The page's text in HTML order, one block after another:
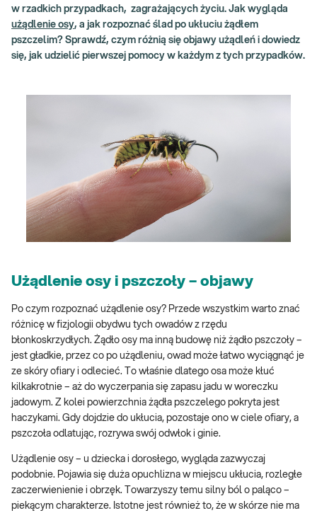
w rzadkich przypadkach, zagrażających życiu. Jak wygląda
użądlenie osy, a jak rozpoznać ślad po ukłuciu żądłem
pszczelim? Sprawdź, czym różnią się objawy użądleń i dowiedz
się, jak udzielić pierwszej pomocy w każdym z tych przypadków.
Użądlenie osy i pszczoły – objawy
Po czym rozpoznać użądlenie osy? Przede wszystkim warto znać
różnicę w fizjologii obydwu tych owadów z rzędu
błonkoskrzydłych. Żądło osy ma inną budowę niż żądło pszczoły –
jest gładkie, przez co po użądleniu, owad może łatwo wyciągnąć je
ze skóry ofiary i odlecieć. To właśnie dlatego osa może kłuć
kilkakrotnie – aż do wyczerpania się zapasu jadu w woreczku
jadowym. Z kolei powierzchnia żądła pszczelego pokryta jest
haczykami. Gdy dojdzie do ukłucia, pozostaje ono w ciele ofiary, a
pszczoła odlatując, rozrywa swój odwłok i ginie.
Użądlenie osy – u dziecka i dorosłego, wygląda zazwyczaj
podobnie. Pojawia się duża opuchlizna w miejscu ukłucia, rozległe
zaczerwienienie i obrzęk. Towarzyszy temu silny ból o paląco –
piekącym charakterze. Istotne jest również to, że w skórze nie ma